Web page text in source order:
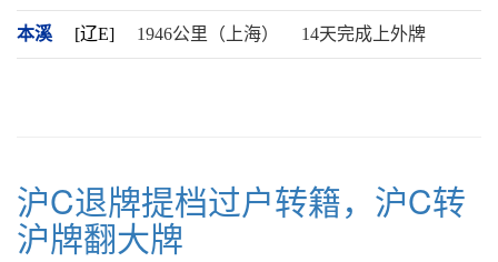
本溪 [辽E] 1946公里（上海） 14天完成上外牌
沪C退牌提档过户转籍，沪C转
沪牌翻大牌